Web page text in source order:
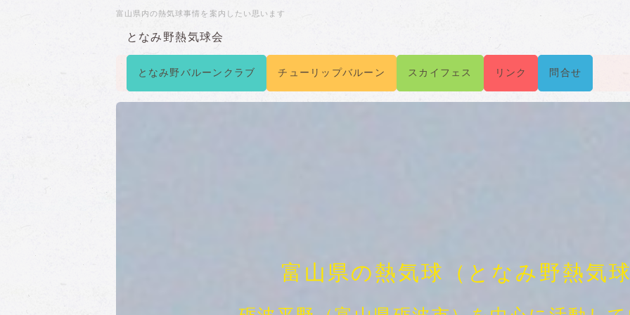
富山県内の熱気球事情を案内したい思います
となみ野熱気球会
となみ野バルーンクラブ チューリップバルーン スカイフェス リンク 問合せ
富山県の熱気球（となみ野熱気